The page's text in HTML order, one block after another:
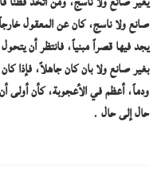
صانع ولا ناسج، كان عن المعقول
يجد فيها قصراً مبنياً، فانتظر أن
بغير صانع ولا بان كان جاهلاً، فإذا
ودماً، أعظم في الأعجوبة، كأن أولى
حال إلى حال .